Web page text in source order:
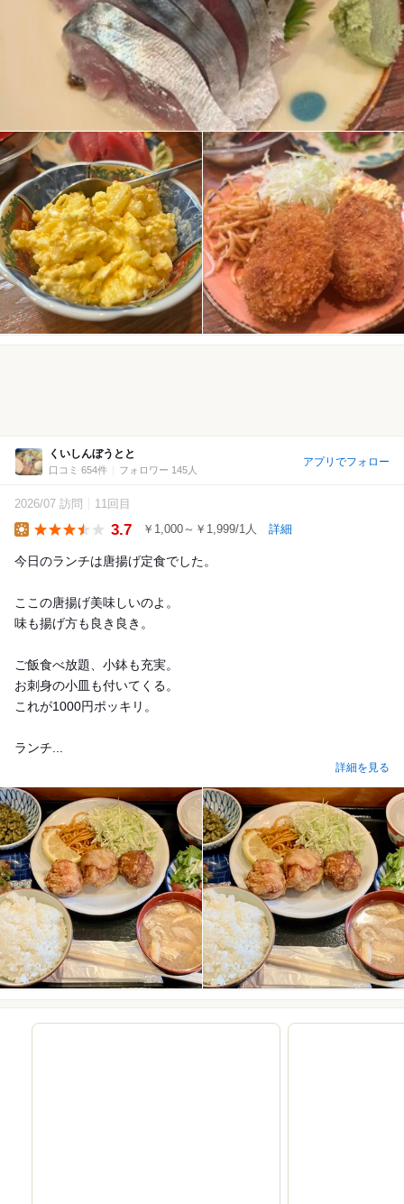
くいしんぼうとと
口コミ 654件 フォロワー 145人
アプリでフォロー
2026/07 訪問 11回目
3.7 ￥1,000～￥1,999/1人 詳細
今日のランチは唐揚げ定食でした。
ここの唐揚げ美味しいのよ。
味も揚げ方も良き良き。
ご飯食べ放題、小鉢も充実。
お刺身の小皿も付いてくる。
これが1000円ポッキリ。
ランチ...
詳細を見る